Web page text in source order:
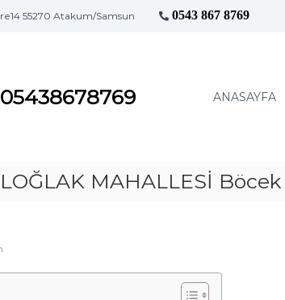
55270 Atakum/Samsun 0543 867 8769
05438678769 ANASAYFA
MAHALLESİ